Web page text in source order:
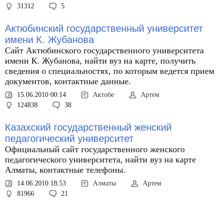
31312
5
Актюбинский государственный университет
имени К. Жубанова
Сайт Актюбинского государственного университета
имени К. Жубанова, найти вуз на карте, получить
сведения о специальностях, по которым ведется прием
документов, контактные данные.
15.06.2010 00:14 Актобе
Артем
124838
38
Казахский государственный женский
педагогический университет
Официальный сайт государственного женского
педагогического университета, найти вуз на карте
Алматы, контактные телефоны.
14.06.2010 18:53 Алматы
Артем
81966
21